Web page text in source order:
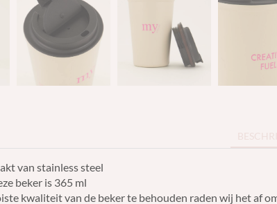
van stainless steel
beker is 365 ml
kwaliteit van de beker te behouden raden wij het af